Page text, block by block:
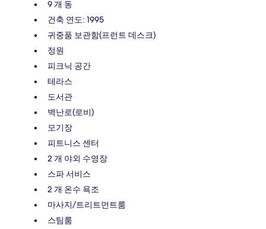
9 개 동
건축 연도: 1995
귀중품 보관함(프런트 데스크)
정원
피크닉 공간
테라스
도서관
벽난로(로비)
모기장
피트니스 센터
2 개 야외 수영장
스파 서비스
2 개 온수 욕조
마사지/트리트먼트룸
스팀룸